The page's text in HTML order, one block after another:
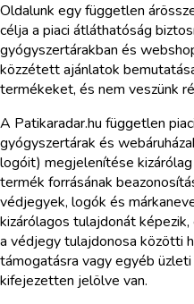
Oldalunk egy független
célja a piaci átláthatóság
gyógyszertárakban és
közzétett ajánlatok
termékeket, és nem veszünk
A Patikaradar.hu független
gyógyszertárak és
logóit) megjelenítése
termék forrásának
védjegyek, logók és
kizárólagos tulajdonát
a védjegy tulajdonosa közötti
támogatásra vagy egyéb
kifejezetten jelölve van.